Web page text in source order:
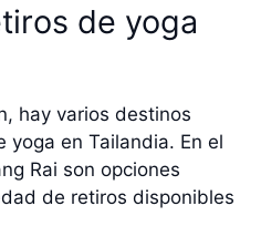
de yoga
hay varios destinos
yoga en Tailandia. En el
Rai son opciones
de retiros disponibles